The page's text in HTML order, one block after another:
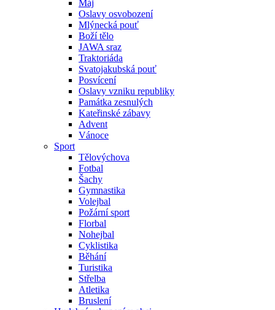
Máj
Oslavy osvobození
Mlýnecká pouť
Boží tělo
JAWA sraz
Traktoriáda
Svatojakubská pouť
Posvícení
Oslavy vzniku republiky
Památka zesnulých
Kateřinské zábavy
Advent
Vánoce
Sport
Tělovýchova
Fotbal
Šachy
Gymnastika
Volejbal
Požární sport
Florbal
Nohejbal
Cyklistika
Běhání
Turistika
Střelba
Atletika
Bruslení